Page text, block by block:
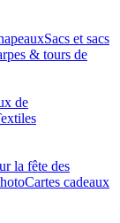
Sacs et sacs
& tours de
de
la fête des
Cartes cadeaux